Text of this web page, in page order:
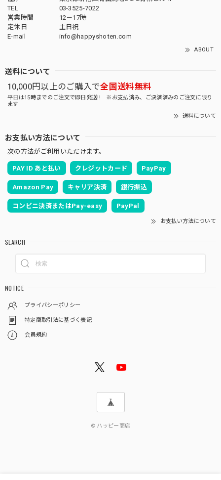
TEL
03-3525-7022
営業時間
12－17時
定休日
土日祝
E-mail
info@happyshoten.com
ABOUT
送料について
10,000円以上のご購入で全国送料無料
平日は15時までのご注文で即日発送!! ※お支払済み、ご決済済みのご注文に限り
ます
送料について
お支払い方法について
次の方法がご利用いただけます。
PAY ID あと払い クレジットカード PayPay
Amazon Pay キャリア決済 銀行振込
コンビニ決済またはPay-easy PayPal
お支払い方法について
SEARCH
NOTICE
プライバシーポリシー
特定商取引法に基づく表記
会員規約
© ハッピー商店